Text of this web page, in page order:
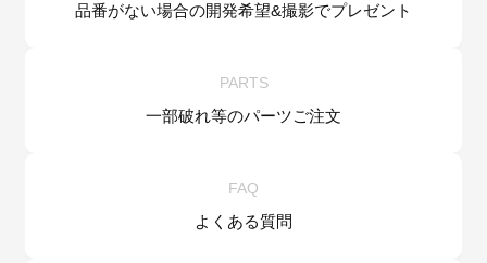
品番がない場合の開発希望&撮影でプレゼント
PARTS
一部破れ等のパーツご注文
FAQ
よくある質問